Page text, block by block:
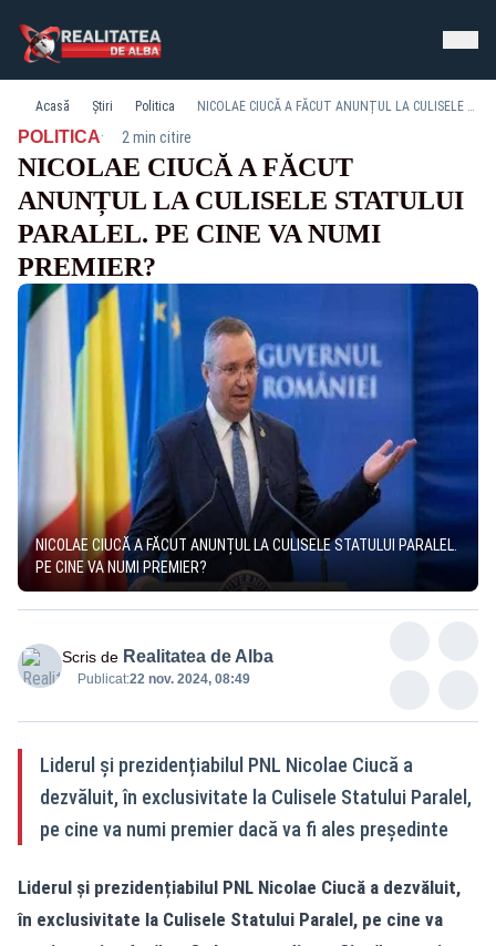
Acasă Știri Politica NICOLAE CIUCĂ A FĂCUT ANUNȚUL LA CULISELE STATULUI PARALEL. PE CINE VA NUMI PREMIER?
POLITICA· 2 min citire
NICOLAE CIUCĂ A FĂCUT
ANUNȚUL LA CULISELE STATULUI
PARALEL. PE CINE VA NUMI
PREMIER?
NICOLAE CIUCĂ A FĂCUT ANUNȚUL LA CULISELE STATULUI PARALEL.
PE CINE VA NUMI PREMIER?
Scris de Realitatea de Alba
Publicat:22 nov. 2024, 08:49
Liderul și prezidențiabilul PNL Nicolae Ciucă a
dezvăluit, în exclusivitate la Culisele Statului Paralel,
pe cine va numi premier dacă va fi ales președinte
Liderul și prezidențiabilul PNL Nicolae Ciucă a dezvăluit,
în exclusivitate la Culisele Statului Paralel, pe cine va